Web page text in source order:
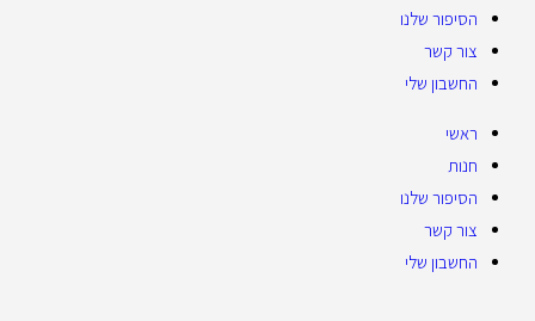
הסיפור שלנו
צור קשר
החשבון שלי
ראשי
חנות
הסיפור שלנו
צור קשר
החשבון שלי